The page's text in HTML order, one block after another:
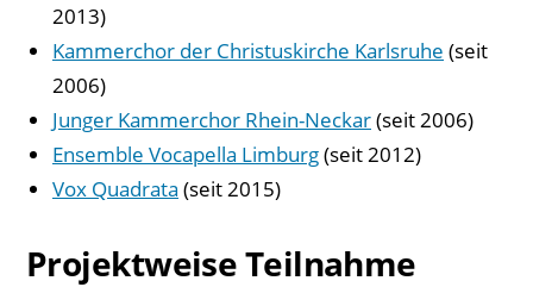
2013)
Kammerchor der Christuskirche Karlsruhe (seit
2006)
Junger Kammerchor Rhein-Neckar(seit 2006)
Ensemble Vocapella Limburg(seit 2012)
Vox Quadrata (seit 2015)
Projektweise Teilnahme